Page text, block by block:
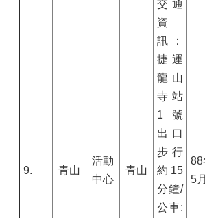
9. 青山
活動
中心
青山
交通
資
訊：
捷運
龍山
寺站
1號
出口
步行
約 15
分鐘/
公車:
88
5月